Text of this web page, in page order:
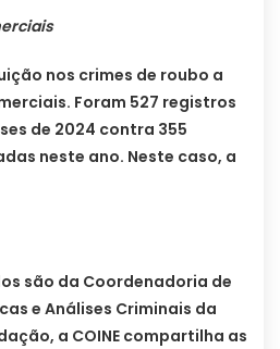
nos crimes de roubo a
Foram 527 registros
de 2024 contra 355
neste ano. Neste caso, a
são da Coordenadoria de
e Análises Criminais da
a COINE compartilha as